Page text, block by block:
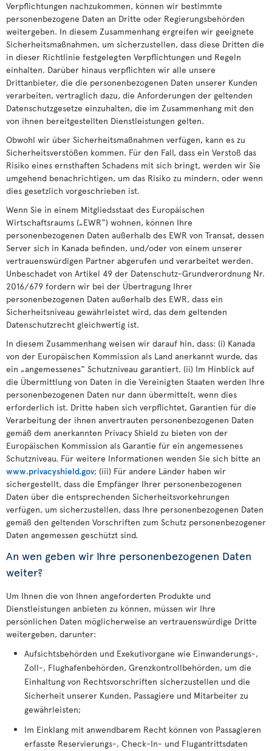
Verpflichtungen nachzukommen, können wir bestimmte
personenbezogene Daten an Dritte oder Regierungsbehörden
weitergeben. In diesem Zusammenhang ergreifen wir geeignete
Sicherheitsmaßnahmen, um sicherzustellen, dass diese Dritten die
in dieser Richtlinie festgelegten Verpflichtungen und Regeln
einhalten. Darüber hinaus verpflichten wir alle unsere
Drittanbieter, die die personenbezogenen Daten unserer Kunden
verarbeiten, vertraglich dazu, die Anforderungen der geltenden
Datenschutzgesetze einzuhalten, die im Zusammenhang mit den
von ihnen bereitgestellten Dienstleistungen gelten.
Obwohl wir über Sicherheitsmaßnahmen verfügen, kann es zu
Sicherheitsverstößen kommen. Für den Fall, dass ein Verstoß das
Risiko eines ernsthaften Schadens mit sich bringt, werden wir Sie
umgehend benachrichtigen, um das Risiko zu mindern, oder wenn
dies gesetzlich vorgeschrieben ist.
Wenn Sie in einem Mitgliedsstaat des Europäischen
Wirtschaftsraums („EWR“) wohnen, können Ihre
personenbezogenen Daten außerhalb des EWR von Transat, dessen
Server sich in Kanada befinden, und/oder von einem unserer
vertrauenswürdigen Partner abgerufen und verarbeitet werden.
Unbeschadet von Artikel 49 der Datenschutz-Grundverordnung Nr.
2016/679 fordern wir bei der Übertragung Ihrer
personenbezogenen Daten außerhalb des EWR, dass ein
Sicherheitsniveau gewährleistet wird, das dem geltenden
Datenschutzrecht gleichwertig ist.
In diesem Zusammenhang weisen wir darauf hin, dass: (i) Kanada
von der Europäischen Kommission als Land anerkannt wurde, das
ein „angemessenes“ Schutzniveau garantiert. (ii) Im Hinblick auf
die Übermittlung von Daten in die Vereinigten Staaten werden Ihre
personenbezogenen Daten nur dann übermittelt, wenn dies
erforderlich ist. Dritte haben sich verpflichtet, Garantien für die
Verarbeitung der ihnen anvertrauten personenbezogenen Daten
gemäß dem anerkannten Privacy Shield zu bieten von der
Europäischen Kommission als Garantie für ein angemessenes
Schutzniveau. Für weitere Informationen wenden Sie sich bitte an
www.privacyshield.gov; (iii) Für andere Länder haben wir
sichergestellt, dass die Empfänger Ihrer personenbezogenen
Daten über die entsprechenden Sicherheitsvorkehrungen
verfügen, um sicherzustellen, dass Ihre personenbezogenen Daten
gemäß den geltenden Vorschriften zum Schutz personenbezogener
Daten angemessen geschützt sind.
An wen geben wir Ihre personenbezogenen Daten
weiter?
Um Ihnen die von Ihnen angeforderten Produkte und
Dienstleistungen anbieten zu können, müssen wir Ihre
persönlichen Daten möglicherweise an vertrauenswürdige Dritte
weitergeben, darunter:
Aufsichtsbehörden und Exekutivorgane wie Einwanderungs-,
Zoll-, Flughafenbehörden, Grenzkontrollbehörden, um die
Einhaltung von Rechtsvorschriften sicherzustellen und die
Sicherheit unserer Kunden, Passagiere und Mitarbeiter zu
gewährleisten;
Im Einklang mit anwendbarem Recht können von Passagieren
erfasste Reservierungs-, Check-In- und Flugantrittsdaten